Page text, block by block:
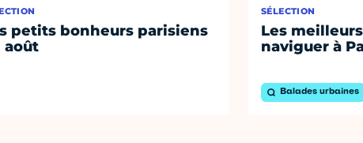
petits bonheurs parisiens
août
SÉLECTION
Les
naviguer à
Balades urbaines